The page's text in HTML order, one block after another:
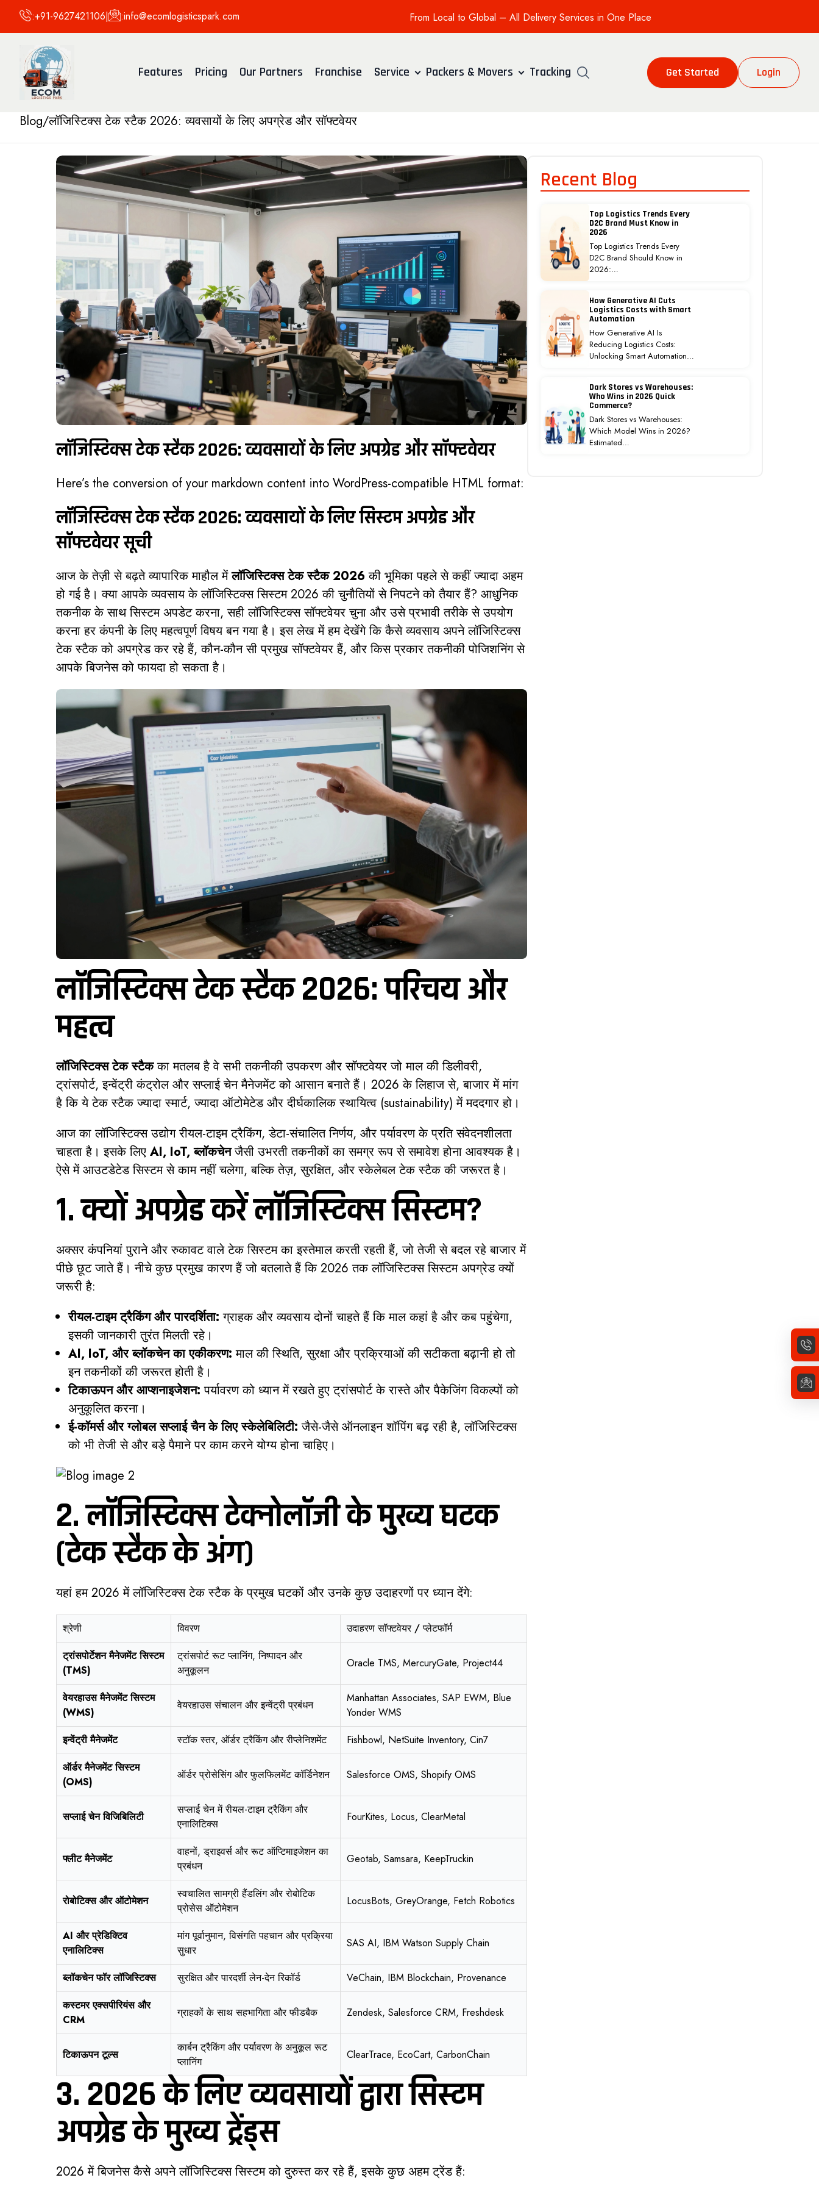
:+91-9627421106| :info@ecomlogisticspark.com From Local to Global – All Delivery Services in One Place
Features Pricing Our Partners Franchise Service Packers & Movers Tracking Get Started Login
Blog/लॉजिस्टिक्स टेक स्टैक 2026: व्यवसायों के लिए अपग्रेड और सॉफ्टवेयर
लॉजिस्टिक्स टेक स्टैक 2026: व्यवसायों के लिए अपग्रेड और सॉफ्टवेयर
Here’s the conversion of your markdown content into WordPress-compatible HTML format:
लॉजिस्टिक्स टेक स्टैक 2026: व्यवसायों के लिए सिस्टम अपग्रेड और
सॉफ्टवेयर सूची
आज के तेज़ी से बढ़ते व्यापारिक माहौल मेंलॉजिस्टिक्स टेक स्टैक 2026 की भूमिका पहले से कहीं ज्यादा अहम
हो गई है। क्या आपके व्यवसाय के लॉजिस्टिक्स सिस्टम 2026 की चुनौतियों से निपटने को तैयार हैं? आधुनिक
तकनीक के साथ सिस्टम अपडेट करना, सही लॉजिस्टिक्स सॉफ्टवेयर चुना और उसे प्रभावी तरीके से उपयोग
करना हर कंपनी के लिए महत्वपूर्ण विषय बन गया है। इस लेख में हम देखेंगे कि कैसे व्यवसाय अपने लॉजिस्टिक्स
टेक स्टैक को अपग्रेड कर रहे हैं, कौन-कौन सी प्रमुख सॉफ्टवेयर हैं, और किस प्रकार तकनीकी पोजिशनिंग से
आपके बिजनेस को फायदा हो सकता है।
लॉजिस्टिक्स टेक स्टैक 2026: परिचय और
महत्व
लॉजिस्टिक्स टेक स्टैकका मतलब है वे सभी तकनीकी उपकरण और सॉफ्टवेयर जो माल की डिलीवरी,
ट्रांसपोर्ट, इन्वेंट्री कंट्रोल और सप्लाई चेन मैनेजमेंट को आसान बनाते हैं। 2026 के लिहाज से, बाजार में मांग
है कि ये टेक स्टैक ज्यादा स्मार्ट, ज्यादा ऑटोमेटेड और दीर्घकालिक स्थायित्व (sustainability) में मददगार हो।
आज का लॉजिस्टिक्स उद्योग रीयल-टाइम ट्रैकिंग, डेटा-संचालित निर्णय, और पर्यावरण के प्रति संवेदनशीलता
चाहता है। इसके लिए AI, IoT, ब्लॉकचेनजैसी उभरती तकनीकों का समग्र रूप से समावेश होना आवश्यक है।
ऐसे में आउटडेटेड सिस्टम से काम नहीं चलेगा, बल्कि तेज़, सुरक्षित, और स्केलेबल टेक स्टैक की जरूरत है।
1. क्यों अपग्रेड करें लॉजिस्टिक्स सिस्टम?
अक्सर कंपनियां पुराने और रुकावट वाले टेक सिस्टम का इस्तेमाल करती रहती हैं, जो तेजी से बदल रहे बाजार में
पीछे छूट जाते हैं। नीचे कुछ प्रमुख कारण हैं जो बतलाते हैं कि 2026 तक लॉजिस्टिक्स सिस्टम अपग्रेड क्यों
जरूरी है:
रीयल-टाइम ट्रैकिंग और पारदर्शिता: ग्राहक और व्यवसाय दोनों चाहते हैं कि माल कहां है और कब पहुंचेगा,
इसकी जानकारी तुरंत मिलती रहे।
AI, IoT, और ब्लॉकचेन का एकीकरण: माल की स्थिति, सुरक्षा और प्रक्रियाओं की सटीकता बढ़ानी हो तो
इन तकनीकों की जरूरत होती है।
टिकाऊपन और आप्शनाइजेशन: पर्यावरण को ध्यान में रखते हुए ट्रांसपोर्ट के रास्ते और पैकेजिंग विकल्पों को
अनुकूलित करना।
ई-कॉमर्स और ग्लोबल सप्लाई चैन के लिए स्केलेबिलिटी: जैसे-जैसे ऑनलाइन शॉपिंग बढ़ रही है, लॉजिस्टिक्स
को भी तेजी से और बड़े पैमाने पर काम करने योग्य होना चाहिए।
2. लॉजिस्टिक्स टेक्नोलॉजी के मुख्य घटक
(टेक स्टैक के अंग)
यहां हम 2026 में लॉजिस्टिक्स टेक स्टैक के प्रमुख घटकों और उनके कुछ उदाहरणों पर ध्यान देंगे:
श्रेणी विवरण
उदाहरण सॉफ्टवेयर / प्लेटफॉर्म
ट्रांसपोर्टेशन मैनेजमेंट सिस्टम
(TMS)
ट्रांसपोर्ट रूट प्लानिंग, निष्पादन और
अनुकूलन
Oracle TMS, MercuryGate, Project44
वेयरहाउस मैनेजमेंट सिस्टम
(WMS)
वेयरहाउस संचालन और इन्वेंट्री प्रबंधन
Manhattan Associates, SAP EWM, Blue
Yonder WMS
इन्वेंट्री मैनेजमेंट
स्टॉक स्तर, ऑर्डर ट्रैकिंग और रीप्लेनिशमेंट
Fishbowl, NetSuite Inventory, Cin7
ऑर्डर मैनेजमेंट सिस्टम
(OMS)
ऑर्डर प्रोसेसिंग और फुलफिलमेंट कॉर्डिनेशन Salesforce OMS, Shopify OMS
सप्लाई चेन विजिबिलिटी
सप्लाई चेन में रीयल-टाइम ट्रैकिंग और
एनालिटिक्स
FourKites, Locus, ClearMetal
फ्लीट मैनेजमेंट
वाहनों, ड्राइवर्स और रूट ऑप्टिमाइजेशन का
प्रबंधन
Geotab, Samsara, KeepTruckin
रोबोटिक्स और ऑटोमेशन
स्वचालित सामग्री हैंडलिंग और रोबोटिक
प्रोसेस ऑटोमेशन
LocusBots, GreyOrange, Fetch Robotics
AI और प्रेडिक्टिव
एनालिटिक्स
मांग पूर्वानुमान, विसंगति पहचान और प्रक्रिया
सुधार
SAS AI, IBM Watson Supply Chain
ब्लॉकचेन फॉर लॉजिस्टिक्स सुरक्षित और पारदर्शी लेन-देन रिकॉर्ड
VeChain, IBM Blockchain, Provenance
कस्टमर एक्सपीरियंस और
CRM
ग्राहकों के साथ सहभागिता और फीडबैक Zendesk, Salesforce CRM, Freshdesk
टिकाऊपन टूल्स
कार्बन ट्रैकिंग और पर्यावरण के अनुकूल रूट
प्लानिंग
ClearTrace, EcoCart, CarbonChain
3. 2026 के लिए व्यवसायों द्वारा सिस्टम
अपग्रेड के मुख्य ट्रेंड्स
2026 में बिजनेस कैसे अपने लॉजिस्टिक्स सिस्टम को दुरुस्त कर रहे हैं, इसके कुछ अहम ट्रेंड हैं:
Recent Blog
Top Logistics Trends Every
D2C Brand Must Know in
2026
Top Logistics Trends Every
D2C Brand Should Know in
2026:…
How Generative AI Cuts
Logistics Costs with Smart
Automation
How Generative AI Is
Reducing Logistics Costs:
Unlocking Smart Automation…
Dark Stores vs Warehouses:
Who Wins in 2026 Quick
Commerce?
Dark Stores vs Warehouses:
Which Model Wins in 2026?
Estimated…